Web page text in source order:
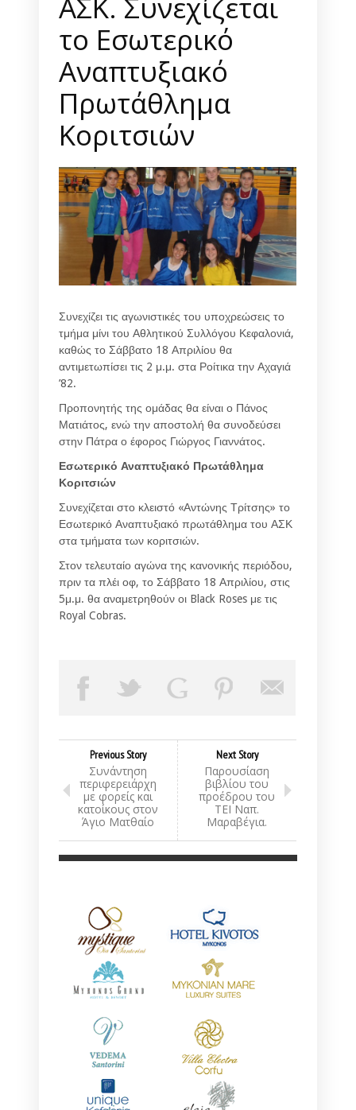
το Εσωτερικό
Αναπτυξιακό
Πρωτάθλημα
Κοριτσιών
Συνεχίζει τις αγωνιστικές του υποχρεώσεις το
τμήμα μίνι του Αθλητικού Συλλόγου Κεφαλονιά,
καθώς το Σάββατο 18 Απριλίου θα
αντιμετωπίσει τις 2 μ.μ. στα Ροίτικα την Αχαγιά
’82.
Προπονητής της ομάδας θα είναι ο Πάνος
Ματιάτος, ενώ την αποστολή θα συνοδεύσει
στην Πάτρα ο έφορος Γιώργος Γιαννάτος.
Εσωτερικό Αναπτυξιακό Πρωτάθλημα
Κοριτσιών
Συνεχίζεται στο κλειστό «Αντώνης Τρίτσης» το
Εσωτερικό Αναπτυξιακό πρωτάθλημα του ΑΣΚ
στα τμήματα των κοριτσιών.
Στον τελευταίο αγώνα της κανονικής περιόδου,
πριν τα πλέι οφ, το Σάββατο 18 Απριλίου, στις
5μ.μ. θα αναμετρηθούν οι Black Roses με τις
Royal Cobras.
Previous Story
Συνάντηση
περιφερειάρχη
με φορείς και
κατοίκους στον
Άγιο Ματθαίο
Next Story
Παρουσίαση
βιβλίου του
προέδρου του
ΤΕΙ Ναπ.
Μαραβέγια.